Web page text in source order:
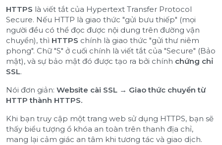
HTTPS là viết tắt của Hypertext Transfer Protocol
Secure. Nếu HTTP là giao thức "gửi bưu thiếp" (mọi
người đều có thể đọc được nội dung trên đường vận
chuyển), thì HTTPS chính là giao thức "gửi thư niêm
phong". Chữ "S" ở cuối chính là viết tắt của "Secure" (Bảo
mật), và sự bảo mật đó được tạo ra bởi chính chứng chỉ
SSL.
Nói đơn giản: Website cài SSL → Giao thức chuyển từ
HTTP thành HTTPS.
Khi bạn truy cập một trang web sử dụng HTTPS, bạn sẽ
thấy biểu tượng ổ khóa an toàn trên thanh địa chỉ,
mang lại cảm giác an tâm khi tương tác và giao dịch.